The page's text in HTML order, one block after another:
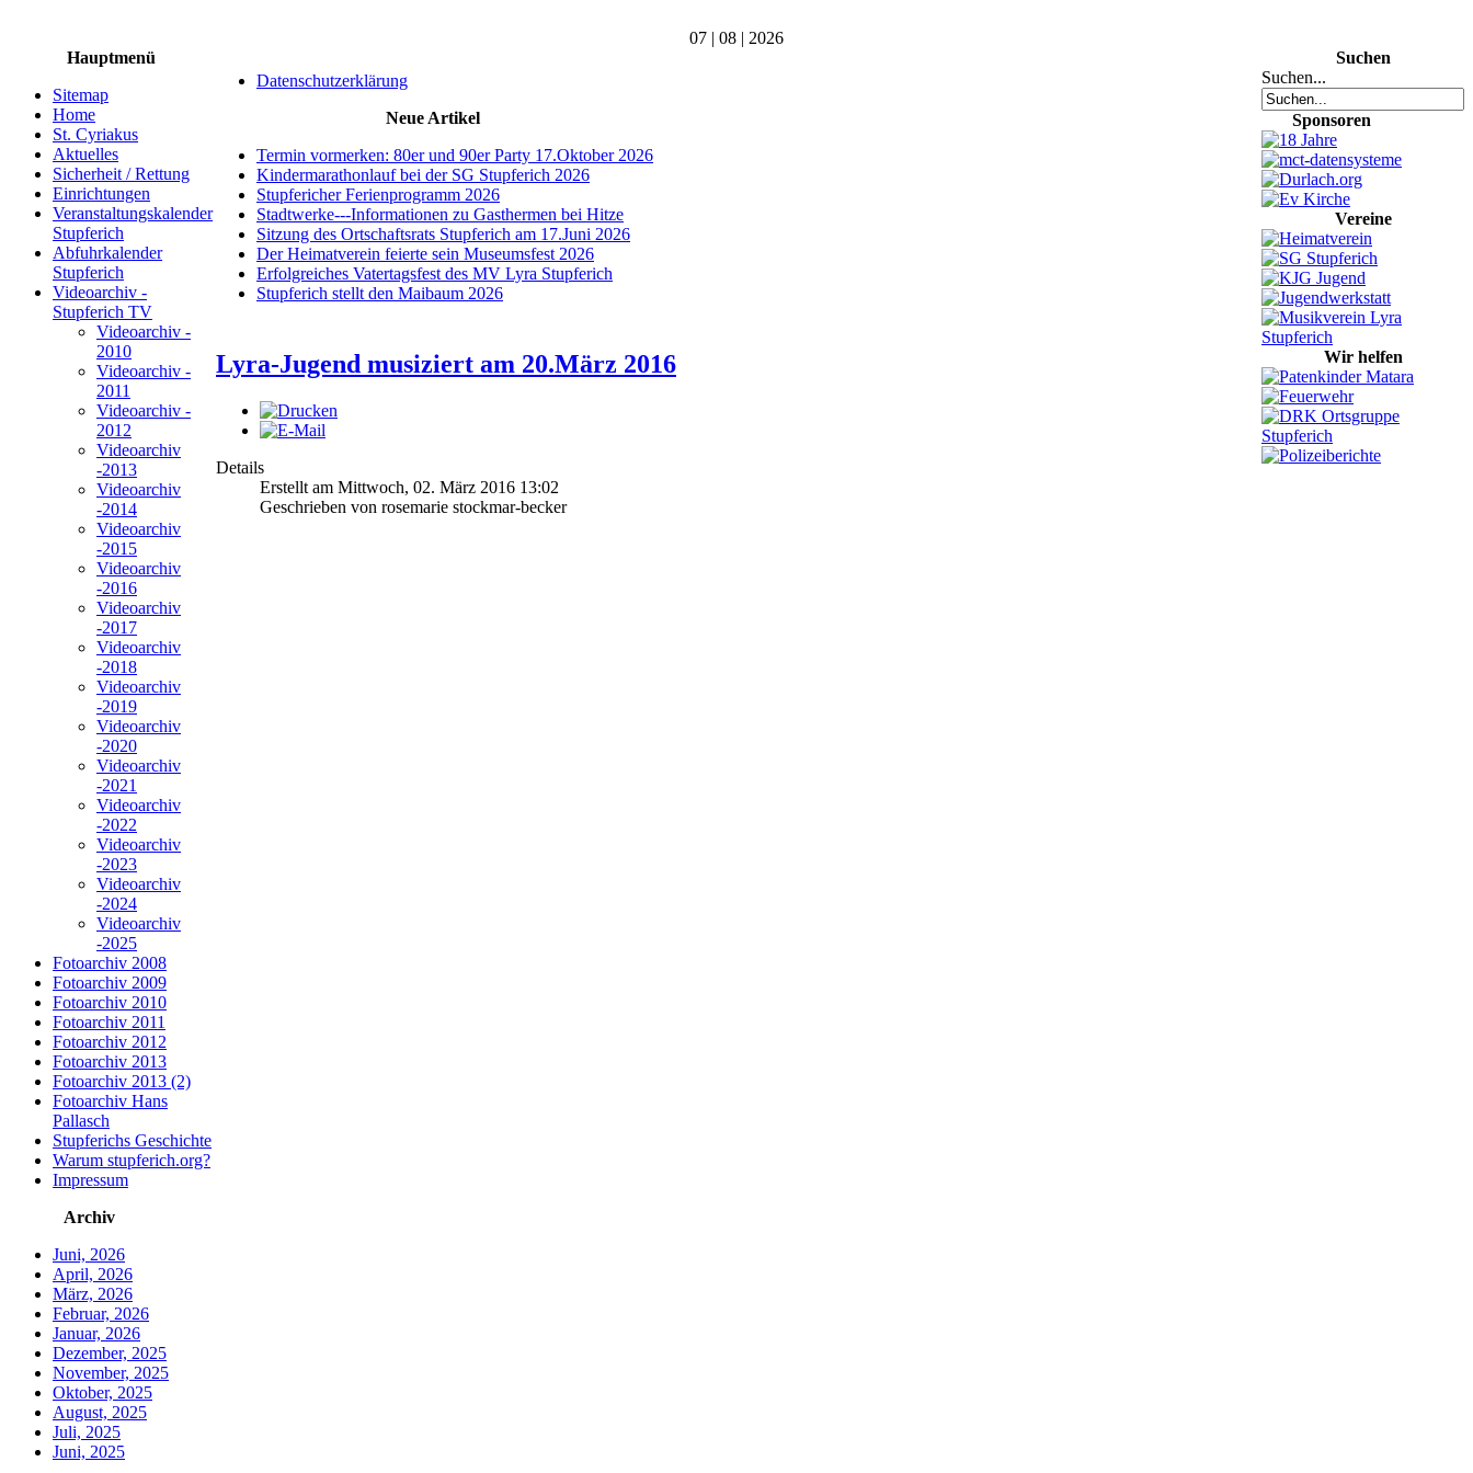
07 | 08 | 2026
Hauptmenü
Sitemap
Home
St. Cyriakus
Aktuelles
Sicherheit / Rettung
Einrichtungen
Veranstaltungskalender
Stupferich
Abfuhrkalender
Stupferich
Videoarchiv -
Stupferich TV
Videoarchiv -
2010
Videoarchiv -
2011
Videoarchiv -
2012
Videoarchiv
-2013
Videoarchiv
-2014
Videoarchiv
-2015
Videoarchiv
-2016
Videoarchiv
-2017
Videoarchiv
-2018
Videoarchiv
-2019
Videoarchiv
-2020
Videoarchiv
-2021
Videoarchiv
-2022
Videoarchiv
-2023
Videoarchiv
-2024
Videoarchiv
-2025
Fotoarchiv 2008
Fotoarchiv 2009
Fotoarchiv 2010
Fotoarchiv 2011
Fotoarchiv 2012
Fotoarchiv 2013
Fotoarchiv 2013 (2)
Fotoarchiv Hans
Pallasch
Stupferichs Geschichte
Warum stupferich.org?
Impressum
Archiv
Juni, 2026
April, 2026
März, 2026
Februar, 2026
Januar, 2026
Dezember, 2025
November, 2025
Oktober, 2025
August, 2025
Juli, 2025
Juni, 2025
Datenschutzerklärung
Neue Artikel
Termin vormerken: 80er und 90er Party 17.Oktober 2026
Kindermarathonlauf bei der SG Stupferich 2026
Stupfericher Ferienprogramm 2026
Stadtwerke---Informationen zu Gasthermen bei Hitze
Sitzung des Ortschaftsrats Stupferich am 17.Juni 2026
Der Heimatverein feierte sein Museumsfest 2026
Erfolgreiches Vatertagsfest des MV Lyra Stupferich
Stupferich stellt den Maibaum 2026
Lyra-Jugend musiziert am 20.März 2016
Details
Erstellt am Mittwoch, 02. März 2016 13:02
Geschrieben von rosemarie stockmar-becker
Suchen
Suchen...
Sponsoren
Vereine
Wir helfen